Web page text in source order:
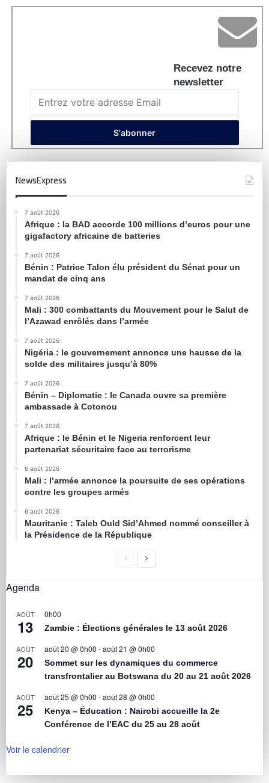
Recevez notre
newsletter
NewsExpress
7 août 2026
Afrique : la BAD accorde 100 millions d’euros pour une
gigafactory africaine de batteries
7 août 2026
Bénin : Patrice Talon élu président du Sénat pour un
mandat de cinq ans
7 août 2026
Mali : 300 combattants du Mouvement pour le Salut de
l’Azawad enrôlés dans l’armée
7 août 2026
Nigéria : le gouvernement annonce une hausse de la
solde des militaires jusqu’à 80%
7 août 2026
Bénin – Diplomatie : le Canada ouvre sa première
ambassade à Cotonou
7 août 2026
Afrique : le Bénin et le Nigeria renforcent leur
partenariat sécuritaire face au terrorisme
6 août 2026
Mali : l’armée annonce la poursuite de ses opérations
contre les groupes armés
6 août 2026
Mauritanie : Taleb Ould Sid’Ahmed nommé conseiller à
la Présidence de la République
Agenda
AOÛT
13
0h00
Zambie : Élections générales le 13 août 2026
AOÛT
20
août 20 @ 0h00 -août 21 @ 0h00
Sommet sur les dynamiques du commerce
transfrontalier au Botswana du 20 au 21 août 2026
AOÛT
25
août 25 @ 0h00 -août 28 @ 0h00
Kenya – Éducation : Nairobi accueille la 2e
Conférence de l’EAC du 25 au 28 août
Voir le calendrier